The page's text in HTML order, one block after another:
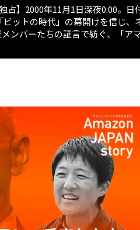
占】2000年11月1日深夜0:00。
ビットの時代」の幕開けを信じ、
ンバーたちの証言で紡ぐ、「ア